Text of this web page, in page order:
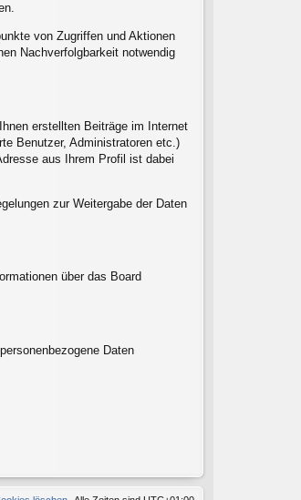
von Zugriffen und Aktionen
Nachverfolgbarkeit notwendig
erstellten Beiträge im Internet
Benutzer, Administratoren etc.)
aus Ihrem Profil ist dabei
zur Weitergabe der Daten
über das Board
Daten